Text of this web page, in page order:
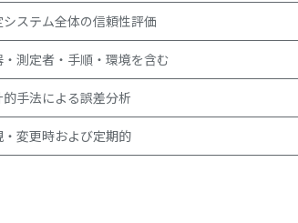
システム全体の信頼性評価
・測定者・手順・環境を含む
的手法による誤差分析
・変更時および定期的